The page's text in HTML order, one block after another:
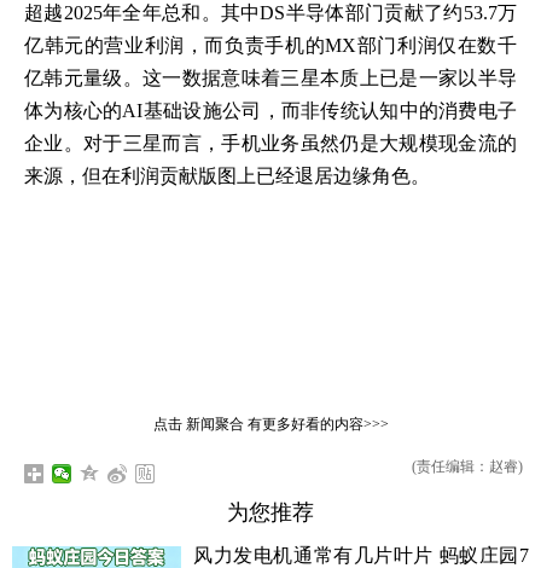
超越2025年全年总和。其中DS半导体部门贡献了约53.7万
亿韩元的营业利润，而负责手机的MX部门利润仅在数千
亿韩元量级。这一数据意味着三星本质上已是一家以半导
体为核心的AI基础设施公司，而非传统认知中的消费电子
企业。对于三星而言，手机业务虽然仍是大规模现金流的
来源，但在利润贡献版图上已经退居边缘角色。
点击 新闻聚合有更多好看的内容>>>
(责任编辑：赵睿)
为您推荐
风力发电机通常有几片叶片 蚂蚁庄园7